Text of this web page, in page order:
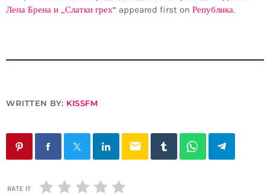
Лепа Брена и „Слатки грех“ appeared first on Република.
WRITTEN BY: KISSFM
email
RATE IT